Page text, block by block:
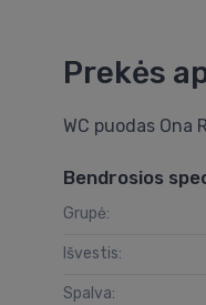
Prekės
WC puodas Ona
Bendrosios
Grupė:
Išvestis:
Spalva: